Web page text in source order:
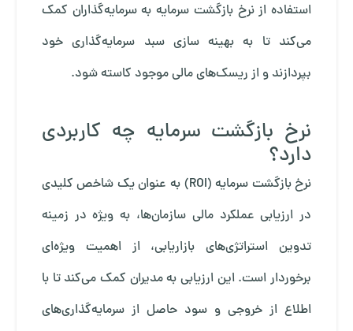
استفاده از نرخ بازگشت سرمایه به سرمایه‌گذاران کمک
می‌کند تا به بهینه سازی سبد سرمایه‌گذاری خود
بپردازند و از ریسک‌های مالی موجود کاسته شود.
نرخ بازگشت سرمایه چه کاربردی
دارد؟
نرخ بازگشت سرمایه (ROI) به عنوان یک شاخص کلیدی
در ارزیابی عملکرد مالی سازمان‌ها، به ویژه در زمینه
تدوین استراتژی‌های بازاریابی، از اهمیت ویژه‌ای
برخوردار است. این ارزیابی به مدیران کمک می‌کند تا با
اطلاع از خروجی و سود حاصل از سرمایه‌گذاری‌های